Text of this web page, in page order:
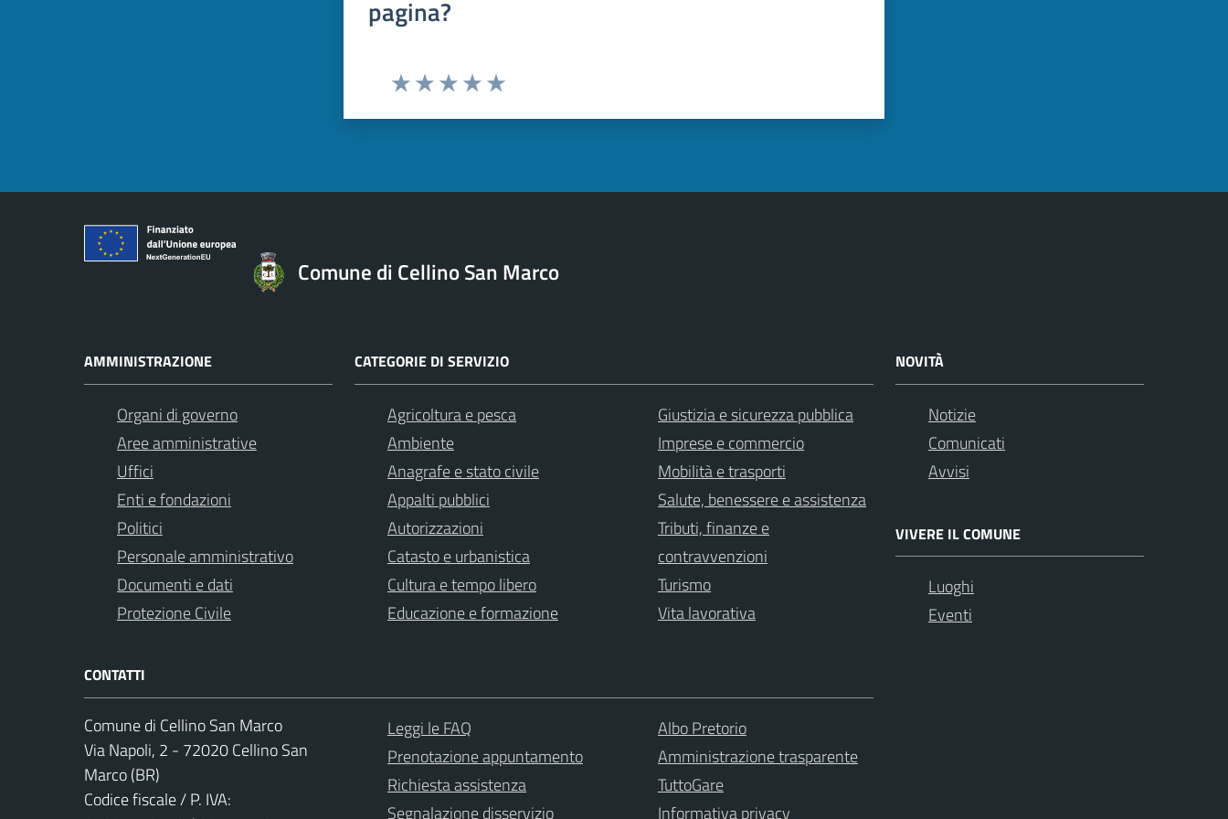
pagina?
Comune di Cellino San Marco
AMMINISTRAZIONE
Organi di governo
Aree amministrative
Uffici
Enti e fondazioni
Politici
Personale amministrativo
Documenti e dati
Protezione Civile
CATEGORIE DI SERVIZIO
Agricoltura e pesca
Ambiente
Anagrafe e stato civile
Appalti pubblici
Autorizzazioni
Catasto e urbanistica
Cultura e tempo libero
Educazione e formazione
Giustizia e sicurezza pubblica
Imprese e commercio
Mobilità e trasporti
Salute, benessere e assistenza
Tributi, finanze e
contravvenzioni
Turismo
Vita lavorativa
NOVITÀ
Notizie
Comunicati
Avvisi
VIVERE IL COMUNE
Luoghi
Eventi
CONTATTI
Comune di Cellino San Marco
Via Napoli, 2 - 72020 Cellino San
Marco (BR)
Codice fiscale / P. IVA:
Leggi le FAQ
Prenotazione appuntamento
Richiesta assistenza
Segnalazione disservizio
Albo Pretorio
Amministrazione trasparente
TuttoGare
Informativa privacy